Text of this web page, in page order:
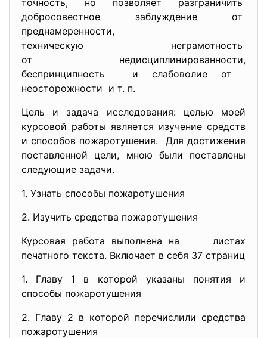
точность, но позволяет разграничить
добросовестное заблуждение от
преднамеренности,
техническую неграмотность
от недисциплинированности,
беспринципность и слабоволие от
неосторожности и т. п.
Цель и задача исследования: целью моей
курсовой работы является изучение средств
и способов пожаротушения. Для достижения
поставленной цели, мною были поставлены
следующие задачи.
1. Узнать способы пожаротушения
2. Изучить средства пожаротушения
Курсовая работа выполнена на листах
печатного текста. Включает в себя 37 страниц
1. Главу 1 в которой указаны понятия и
способы пожаротушения
2. Главу 2 в которой перечислили средства
пожаротушения